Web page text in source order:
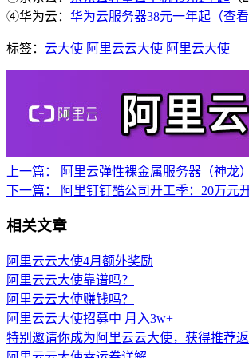
④华为云： 华为云服务器38元一年起（查
标签： 云大使 阿里云云大使 阿里云大使
上一篇：
阿里云弹性裸金属服务器（神龙）
下一篇：
阿里钉钉酷公司开工季：20万元
相关文章
阿里云云大使4月额外奖励
阿里云云大使靠谱吗？
阿里云云大使赚钱吗？
阿里云云大使招募中 月入3w+
特别邀请你成为阿里云云大使，获得推荐